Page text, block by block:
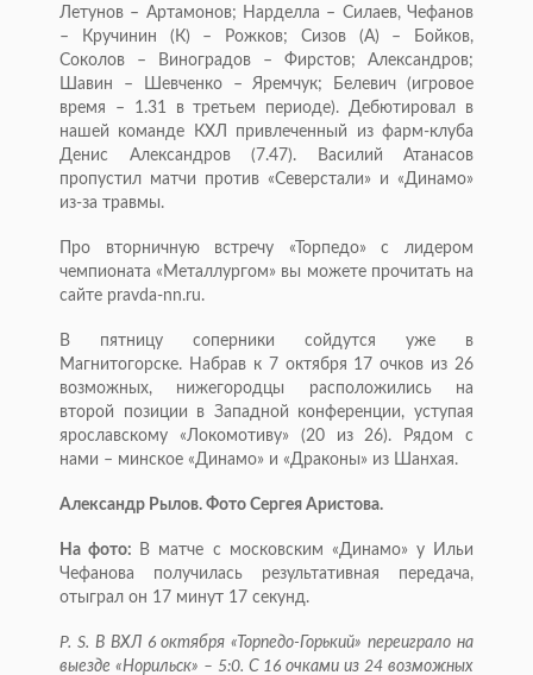
Летунов – Артамонов; Нарделла – Силаев, Чефанов
– Кручинин (К) – Рожков; Сизов (А) – Бойков,
Соколов – Виноградов – Фирстов; Александров;
Шавин – Шевченко – Яремчук; Белевич (игровое
время – 1.31 в третьем периоде). Дебютировал в
нашей команде КХЛ привлеченный из фарм-клуба
Денис Александров (7.47). Василий Атанасов
пропустил матчи против «Северстали» и «Динамо»
из-за травмы.
Про вторничную встречу «Торпедо» с лидером
чемпионата «Металлургом» вы можете прочитать на
сайте pravda-nn.ru.
В пятницу соперники сойдутся уже в
Магнитогорске. Набрав к 7 октября 17 очков из 26
возможных, нижегородцы расположились на
второй позиции в Западной конференции, уступая
ярославскому «Локомотиву» (20 из 26). Рядом с
нами – минское «Динамо» и «Драконы» из Шанхая.
Александр Рылов. Фото Сергея Аристова.
На фото:
В матче с московским «Динамо» у Ильи
Чефанова получилась результативная передача,
отыграл он 17 минут 17 секунд.
P. S. В ВХЛ 6 октября «Торпедо-Горький» переиграло на
выезде «Норильск» – 5:0. С 16 очками из 24 возможных